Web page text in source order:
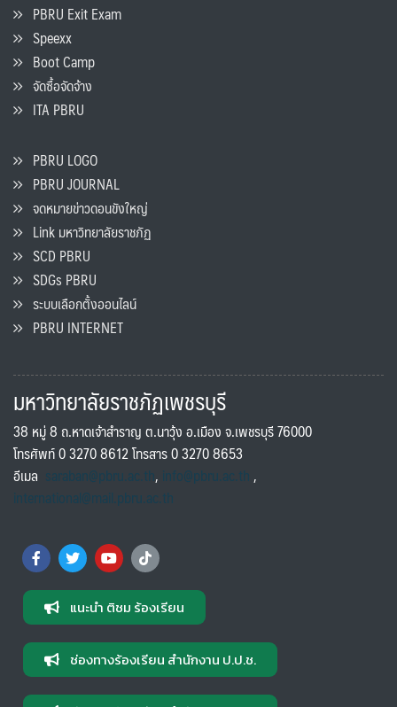
PBRU Exit Exam
Speexx
Boot Camp
จัดซื้อจัดจ้าง
ITA PBRU
PBRU LOGO
PBRU JOURNAL
จดหมายข่าวดอนขังใหญ่
Link มหาวิทยาลัยราชภัฏ
SCD PBRU
SDGs PBRU
ระบบเลือกตั้งออนไลน์
PBRU INTERNET
มหาวิทยาลัยราชภัฏเพชรบุรี
38 หมู่ 8 ถ.หาดเจ้าสำราญ ต.นาวุ้ง อ.เมือง จ.เพชรบุรี 76000
โทรศัพท์ 0 3270 8612 โทรสาร 0 3270 8653
อีเมล saraban@pbru.ac.th, info@pbru.ac.th,
international@mail.pbru.ac.th
แนะนำ ติชม ร้องเรียน
ช่องทางร้องเรียน สำนักงาน ป.ป.ช.